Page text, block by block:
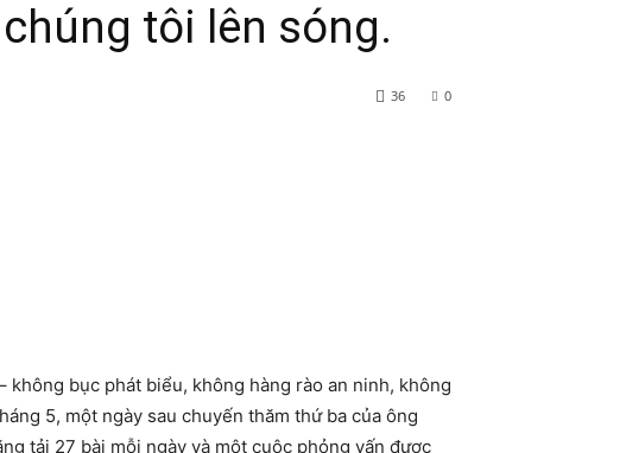
tôi lên sóng.
0
36
bục phát biểu, không hàng rào an ninh, không
5, một ngày sau chuyến thăm thứ ba của ông
tải 27 bài mỗi ngày và một cuộc phỏng vấn được